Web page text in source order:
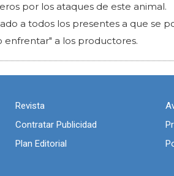
por los ataques de este animal.
a todos los presentes a que se
enfrentar" a los productores.
Revista
Contratar Publicidad
Plan Editorial